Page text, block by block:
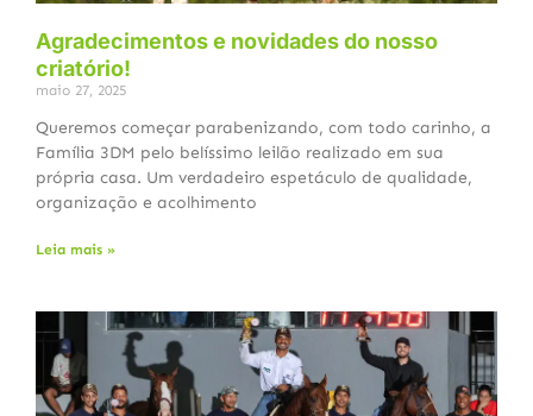
Agradecimentos e novidades do nosso
criatório!
maio 27, 2025
Queremos começar parabenizando, com todo carinho, a
Família 3DM pelo belíssimo leilão realizado em sua
própria casa. Um verdadeiro espetáculo de qualidade,
organização e acolhimento
Leia mais »